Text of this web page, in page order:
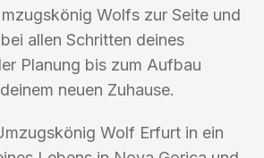
Wolfs zur Seite und
allen Schritten deines
Planung bis zum Aufbau
neuen Zuhause.
Wolf Erfurt in ein